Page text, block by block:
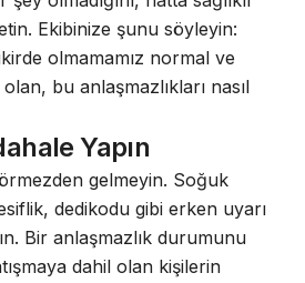
Ekibinize şunu söyleyin:
olmamamız normal ve
bu anlaşmazlıkları nasıl
Yapın
gelmeyin. Soğuk
dedikodu gibi erken uyarı
Bir anlaşmazlık durumunu
dahil olan kişilerin